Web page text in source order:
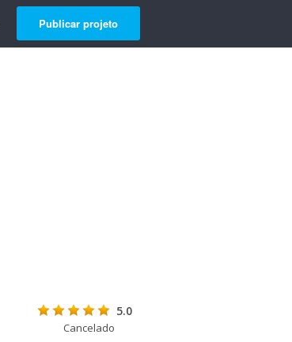
Publicar projeto
5.0
Cancelado